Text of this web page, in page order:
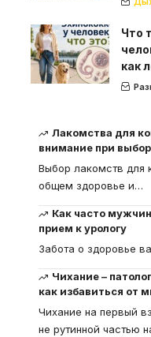
Что
как
Лакомства для
внимание при
Выбор лакомств для
общем здоровье и…
Как часто
прием к урологу
Забота о здоровье
Чихание –
как избавиться от
Чихание на первый
не рутинной частью